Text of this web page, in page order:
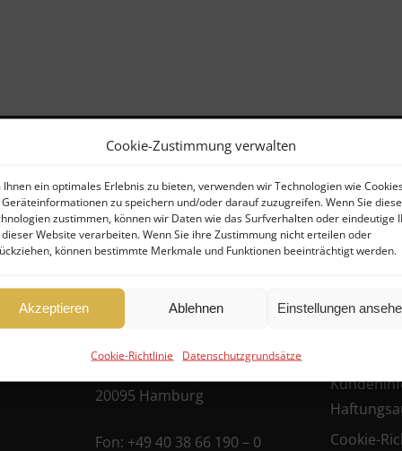
Cookie-Zustimmung verwalten
Ihnen ein optimales Erlebnis zu bieten, verwenden wir Technologien wie
Geräteinformationen zu speichern und/oder darauf zuzugreifen. Wenn Sie
zustimmen, können wir Daten wie das Surfverhalten oder eindeutige
Website verarbeiten. Wenn Sie ihre Zustimmung nicht erteilen oder
können bestimmte Merkmale und Funktionen beeinträchtigt werden.
Akzeptieren Ablehnen Einstellungen
Cookie-Richtlinie Datenschutzgrundsätze
Kontakt
Hanseatische
Fondshandlung GmbH
Ballindamm 39
20095 Hamburg
Fon: +49 40 38 66 190 – 0
Cookie-